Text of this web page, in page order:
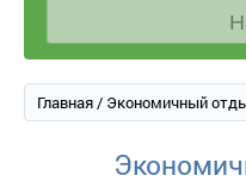
Главная/ Экономичный